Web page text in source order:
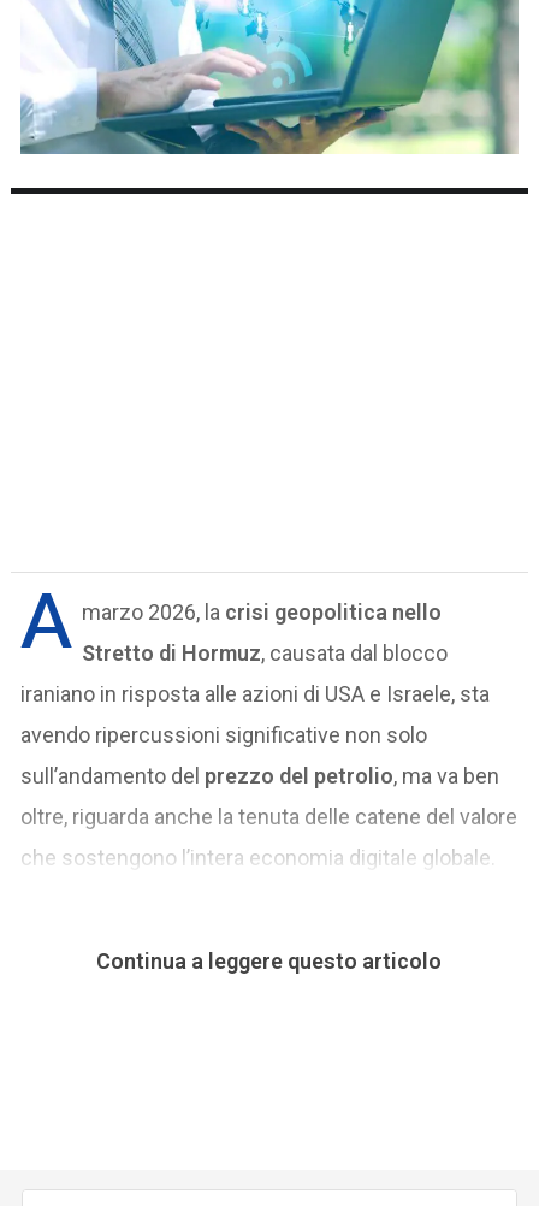
A marzo 2026, la crisi geopolitica nello
Stretto di Hormuz, causata dal blocco
iraniano in risposta alle azioni di USA e Israele, sta
avendo ripercussioni significative non solo
sull’andamento del prezzo del petrolio, ma va ben
oltre, riguarda anche la tenuta delle catene del valore
che sostengono l’intera economia digitale globale.
Continua a leggere questo articolo